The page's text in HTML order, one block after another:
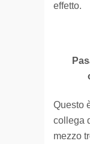
effetto.
Questo
collega
mezzo